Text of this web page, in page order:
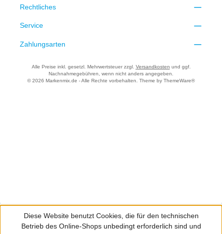
Rechtliches
Service
Zahlungsarten
Alle Preise inkl. gesetzl. Mehrwertsteuer zzgl. Versandkosten und ggf.
Nachnahmegebühren, wenn nicht anders angegeben.
© 2026 Markenmix.de - Alle Rechte vorbehalten. Theme by ThemeWare®
Diese Website benutzt Cookies, die für den technischen
Betrieb des Online-Shops unbedingt erforderlich sind und